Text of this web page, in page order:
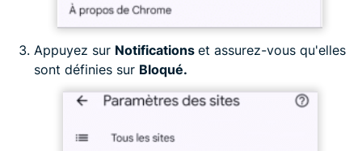
Appuyez sur Notifications et assurez-vous qu'elles
sont définies sur Bloqué.